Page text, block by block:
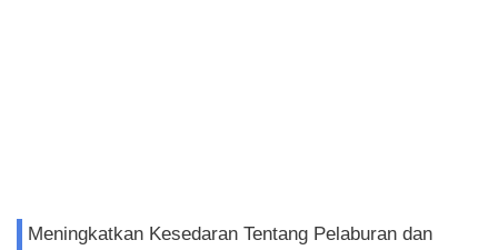
Meningkatkan Kesedaran Tentang Pelaburan dan